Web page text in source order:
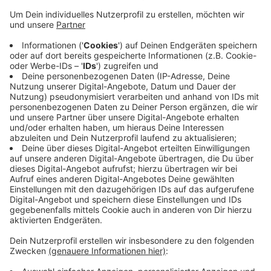
Anzeige
Der 44-jährige Halter hatte den Wagen im Internet
inseriert und sich gestern Nachmittag mit zwei
vermeintlichen Kaufinteressenten getroffen, berichtet
die Ratinger Polizei. Nach einer Probefahrt hatten die
Drei unter der Autobahnunterführung der A44 im
Schwarzbachtal gehalten. Als der Halter den
Kofferraum öffnete, stieg das Duo in das Cabriolet ein
und verschwand über die A44. Beschreibungen der
beiden Männer und des Autos gibt eshier.
Anzeige